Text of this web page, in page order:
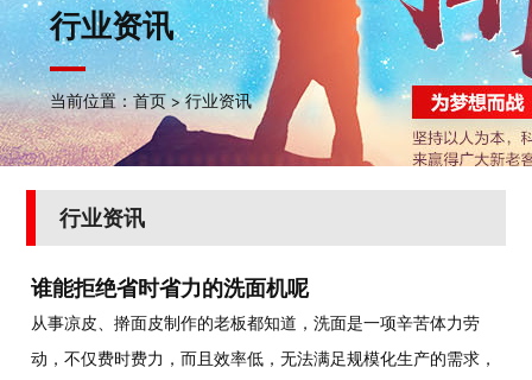
行业资讯
当前位置：首页>行业资讯
行业资讯
谁能拒绝省时省力的洗面机呢
从事凉皮、擀面皮制作的老板都知道，洗面是一项辛苦体力劳
动，不仅费时费力，而且效率低，无法满足规模化生产的需求，